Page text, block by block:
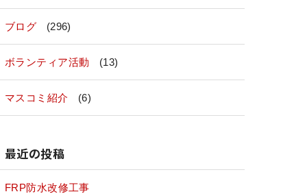
ブログ (296)
ボランティア活動 (13)
マスコミ紹介 (6)
最近の投稿
FRP防水改修工事